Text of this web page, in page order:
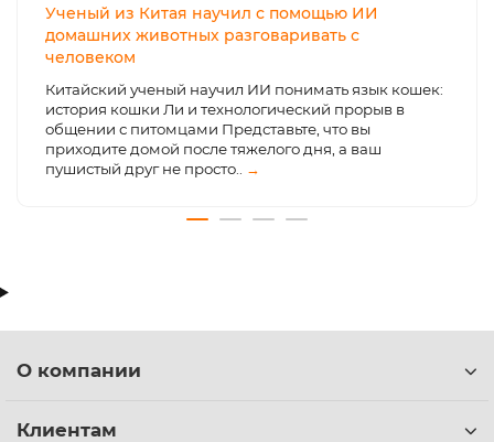
Ученый из Китая научил с помощью ИИ
домашних животных разговаривать с
человеком
Китайский ученый научил ИИ понимать язык кошек:
история кошки Ли и технологический прорыв в
общении с питомцами Представьте, что вы
приходите домой после тяжелого дня, а ваш
пушистый друг не просто..
→
О компании
Клиентам